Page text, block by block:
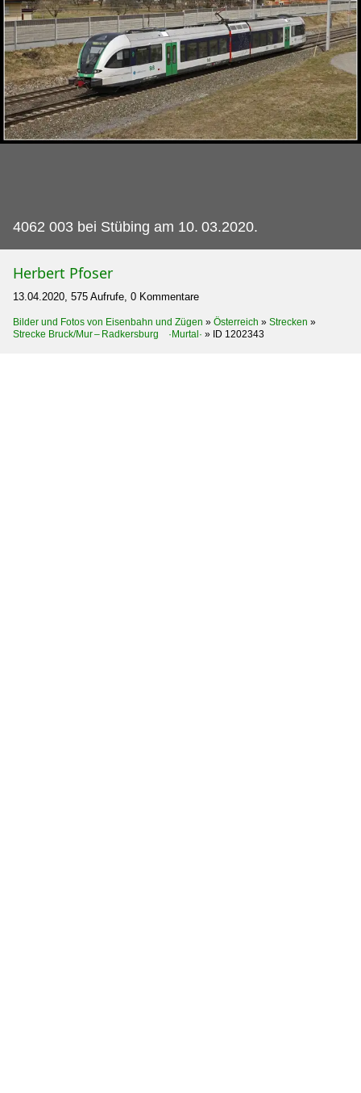
4062 003 bei Stübing am 10. 03.2020.
Herbert Pfoser
13.04.2020, 575 Aufrufe, 0 Kommentare
Bilder und Fotos von Eisenbahn und Zügen » Österreich » Strecken »
Strecke Bruck/Mur – Radkersburg ·Murtal· » ID 1202343